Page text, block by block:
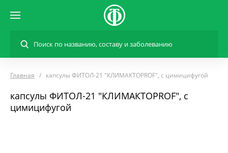
Главная капсулы ФИТОЛ-21 "КЛИМАКТОPROF", с цимицифугой
капсулы ФИТОЛ-21 "КЛИМАКТОPROF", с
цимицифугой